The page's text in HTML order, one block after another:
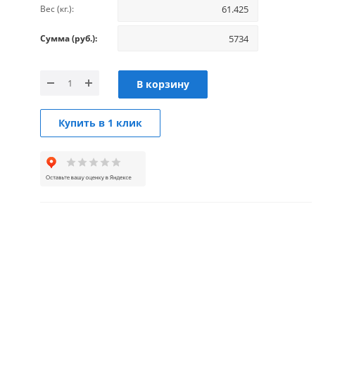
Вес (кг.):
Сумма (руб.):
В корзину
Купить в 1 клик